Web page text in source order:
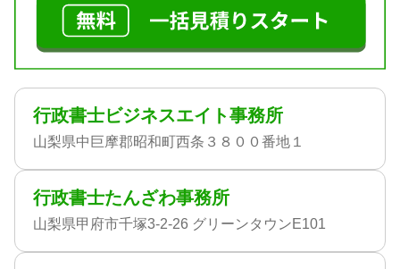
行政書士ビジネスエイト事務所
山梨県中巨摩郡昭和町西条３８００番地１
行政書士たんざわ事務所
山梨県甲府市千塚3-2-26 グリーンタウンE101